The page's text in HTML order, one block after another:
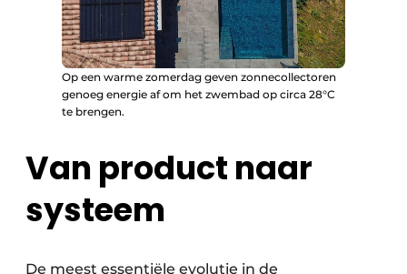
Op een warme zomerdag geven zonnecollectoren
genoeg energie af om het zwembad op circa 28°C
te brengen.
Van product naar
systeem
De meest essentiële evolutie in de